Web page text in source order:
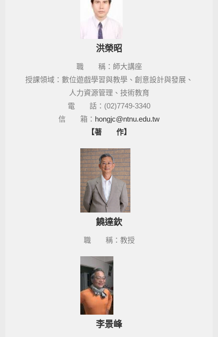
洪榮昭
職 稱：師大講座
授課領域：數位遊戲學習與教學、創意設計與發展、
人力資源管理、技術教育
電 話：(02)7749-3340
信 箱： hongjc@ntnu.edu.tw
【著 作】
饒達欽
職 稱：教授
李景峰